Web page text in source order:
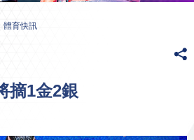
體育快訊
摘1金2銀